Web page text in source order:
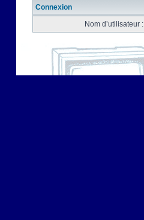
Connexion
Nom d’utilisateur :